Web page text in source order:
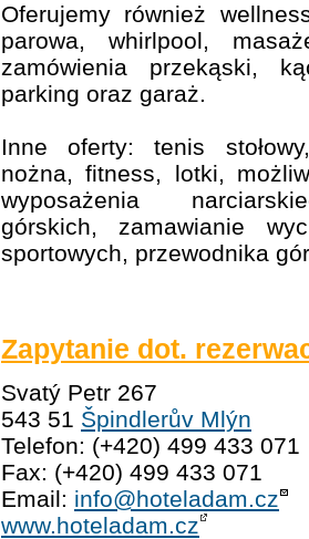
Oferujemy również
parowa, whirlpool,
zamówienia przekąski,
parking oraz garaż.
Inne oferty: tenis
nożna, fitness, lotki,
wyposażenia
górskich, zamawianie
sportowych, przewodnika
Zapytanie dot.
Svatý Petr 267
543 51 Špindlerův Mlýn
Telefon: (+420) 499 433 071
Fax: (+420) 499 433 071
Email: info@hoteladam.cz
www.hoteladam.cz